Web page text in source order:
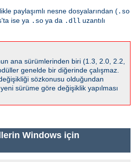
paylaşımlı nesne dosyalarından (.so
ise ya .so ya da .dll uzantılı
ana sürümlerinden biri (1.3, 2.0, 2.2,
genelde bir diğerinde çalışmaz.
sözkonusu olduğundan
sürüme göre değişiklik yapılması
Windows için